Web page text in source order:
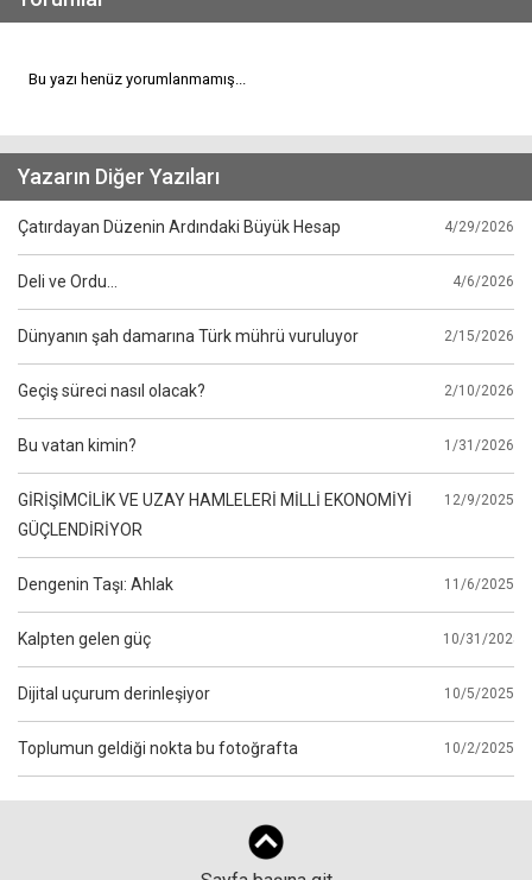
Bu yazı henüz yorumlanmamış...
Yazarın Diğer Yazıları
Çatırdayan Düzenin Ardındaki Büyük Hesap 4/29/2026
Deli ve Ordu… 4/6/2026
Dünyanın şah damarına Türk mührü vuruluyor 2/15/2026
Geçiş süreci nasıl olacak? 2/10/2026
Bu vatan kimin? 1/31/2026
GİRİŞİMCİLİK VE UZAY HAMLELERİ MİLLİ EKONOMİYİ
GÜÇLENDİRİYOR
12/9/2025
Dengenin Taşı: Ahlak 11/6/2025
Kalpten gelen güç 10/31/2025
Dijital uçurum derinleşiyor 10/5/2025
Toplumun geldiği nokta bu fotoğrafta 10/2/2025